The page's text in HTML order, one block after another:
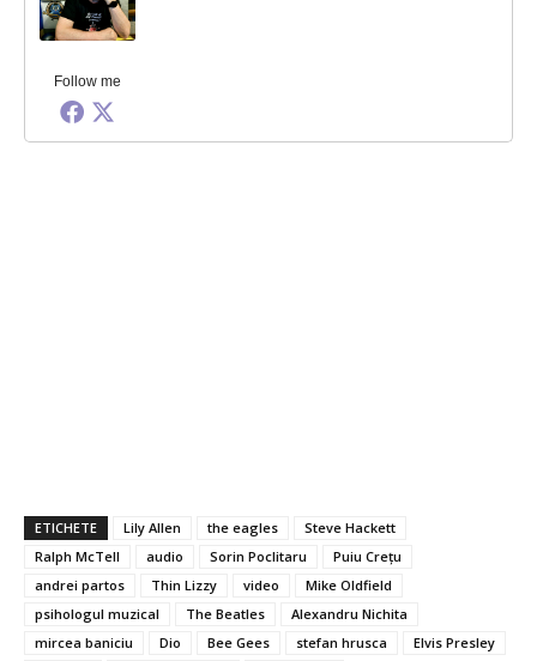
Follow me
ETICHETE Lily Allen the eagles
Steve Hackett
Ralph McTell
audio Sorin Poclitaru
Puiu Creţu
andrei partos
Thin Lizzy video
Mike Oldfield
psihologul muzical
The Beatles
Alexandru Nichita
mircea baniciu
Dio Bee Gees stefan hrusca Elvis Presley